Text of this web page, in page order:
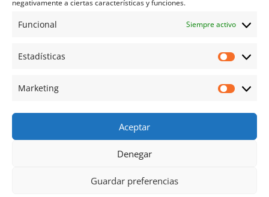
negativamente a ciertas características y funciones.
Funcional Siempre activo
Estadísticas
Marketing
Aceptar
Denegar
Guardar preferencias
Contenido
Novedades
NEWSLETTER
Política de privacidad
Copyright 2025 © todohipno.com